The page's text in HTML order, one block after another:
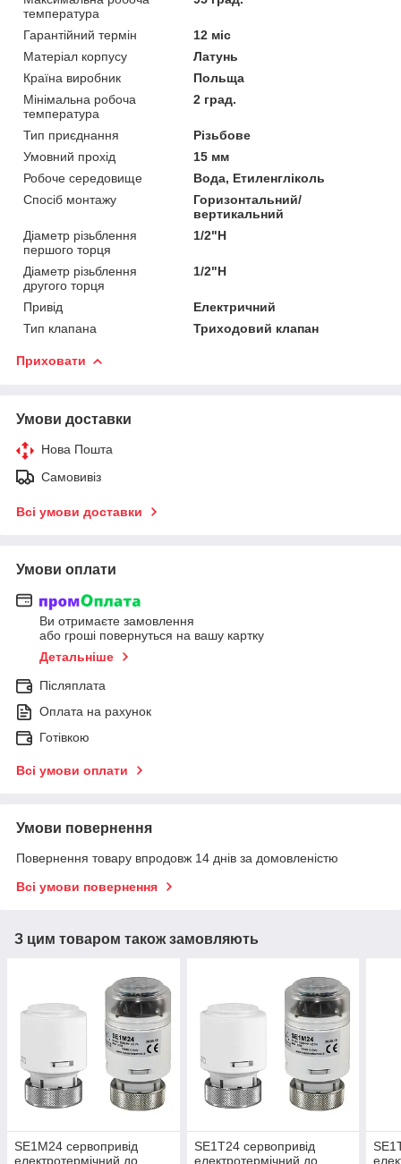
температура
Гарантійний термін
12 міс
Матеріал корпусу
Латунь
Країна виробник
Польща
Мінімальна робоча
температура
2 град.
Тип приєднання
Різьбове
Умовний прохід
15 мм
Робоче середовище
Вода, Етиленгліколь
Спосіб монтажу
Горизонтальний/
вертикальний
Діаметр різьблення
першого торця
1/2"Н
Діаметр різьблення
другого торця
1/2"Н
Привід
Електричний
Тип клапана
Триходовий клапан
Приховати
Умови доставки
Нова Пошта
Самовивіз
Всі умови доставки
Умови оплати
Ви отримаєте замовлення
або гроші повернуться на вашу картку
Детальніше
Післяплата
Оплата на рахунок
Готівкою
Всі умови оплати
Умови повернення
Повернення товару впродовж 14 днів за домовленістю
Всі умови повернення
З цим товаром також замовляють
SE1М24 сервопривід
електротермічний до
SE1T24 сервопривід
електротермічний до